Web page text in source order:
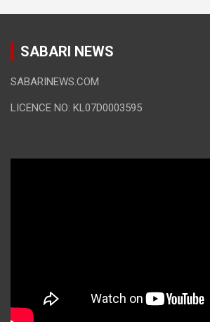
SABARI NEWS
SABARINEWS.COM
LICENCE NO: KL07D0003595